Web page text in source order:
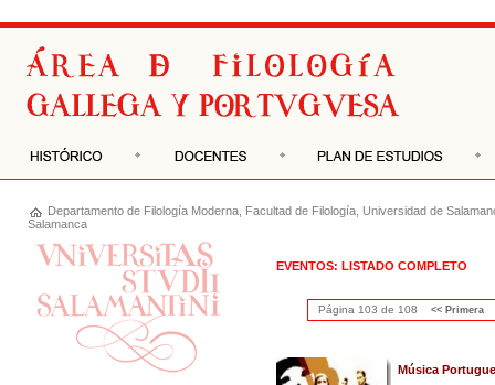
Departamento de Filología Moderna Facultad de Filología Universidad de
Salamanca
EVENTOS: LISTADO COMPLETO
Página 103 de 108 << Primera
Música